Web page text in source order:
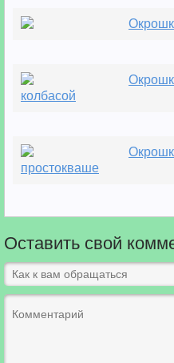
колбасой
простокваше
Оставить свой